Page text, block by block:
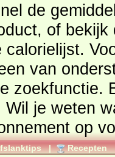
de
of
van
zoekfunctie.
Wil je weten
op
| Recepten